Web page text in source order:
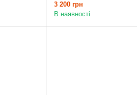
3 200 грн
В наявності